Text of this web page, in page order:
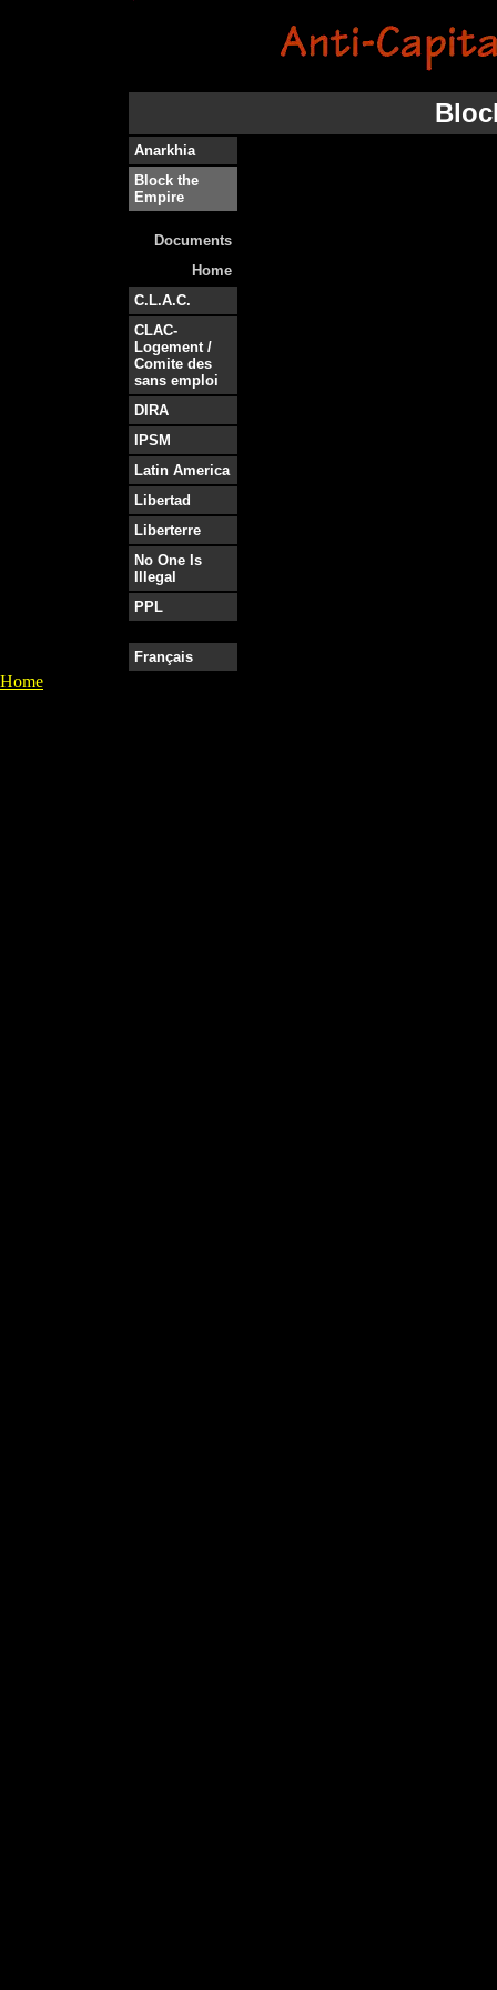
Anarkhia
Block the
Empire
Documents
Home
C.L.A.C.
CLAC-
Logement /
Comite des
sans emploi
DIRA
IPSM
Latin America
Libertad
Liberterre
No One Is
Illegal
PPL
Français
Home